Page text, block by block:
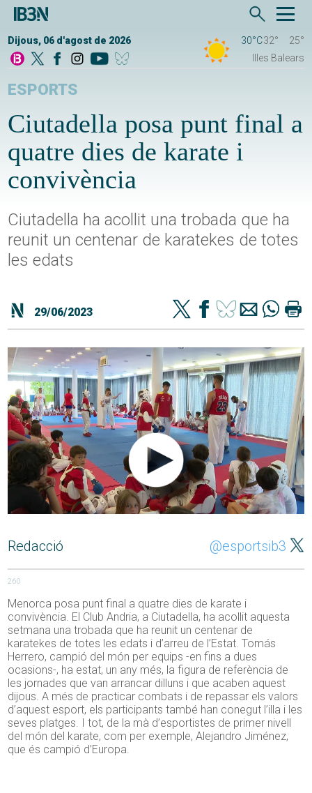
Dijous, 06 d'agost de 2026 30°C32°
25°
Illes Balears
ESPORTS
Ciutadella posa punt final a
quatre dies de karate i
convivència
Ciutadella ha acollit una trobada que ha
reunit un centenar de karatekes de totes
les edats
29/06/2023
Redacció @esportsib3
260
Menorca posa punt final a quatre dies de karate i
convivència. El Club Andria, a Ciutadella, ha acollit aquesta
setmana una trobada que ha reunit un centenar de
karatekes de totes les edats i d’arreu de l’Estat. Tomás
Herrero, campió del món per equips -en fins a dues
ocasions-, ha estat, un any més, la figura de referència de
les jornades que van arrancar dilluns i que acaben aquest
dijous. A més de practicar combats i de repassar els valors
d’aquest esport, els participants també han conegut l’illa i les
seves platges. I tot, de la mà d’esportistes de primer nivell
del món del karate, com per exemple, Alejandro Jiménez,
que és campió d’Europa.